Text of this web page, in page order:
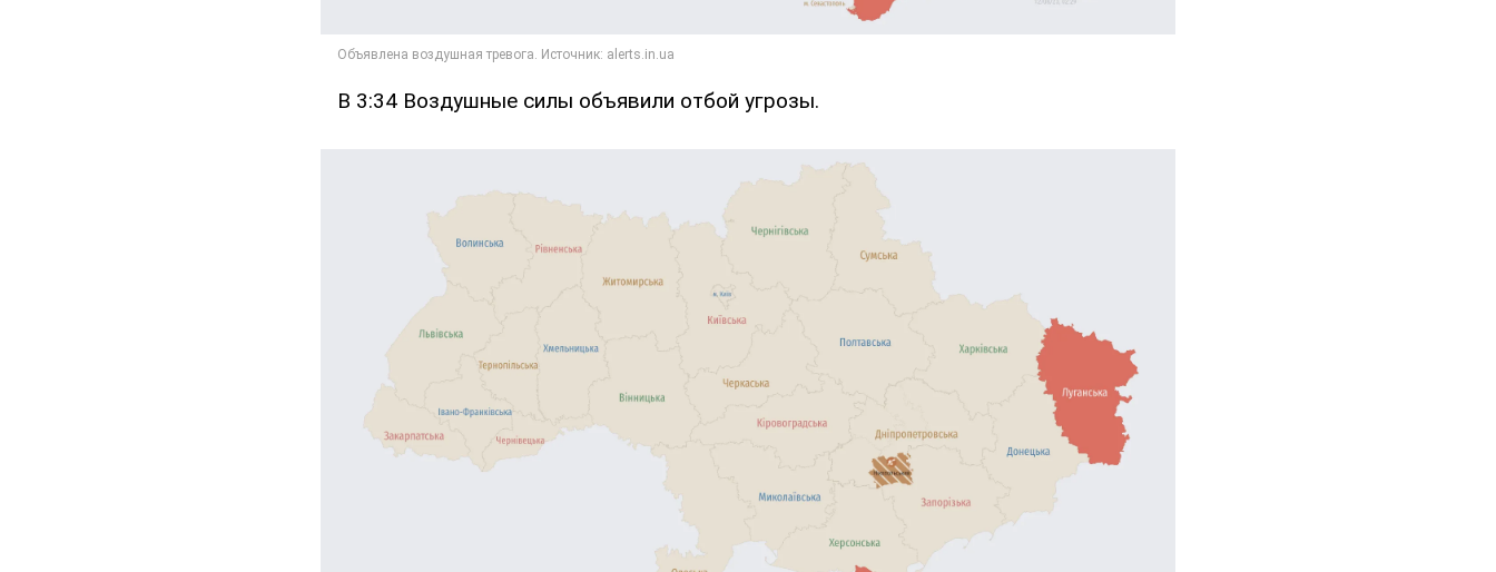
В 3:34 Воздушные силы объявили отбой угрозы.